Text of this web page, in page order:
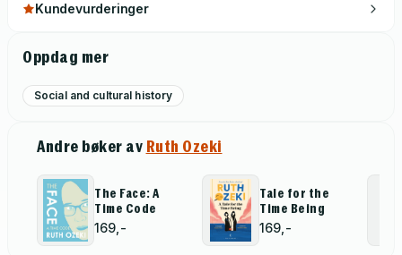
Kundevurderinger
Oppdag mer
Social and cultural history
Andre bøker av Ruth Ozeki
The Face: A
Time Code
169,-
Tale for the
Time Being
169,-